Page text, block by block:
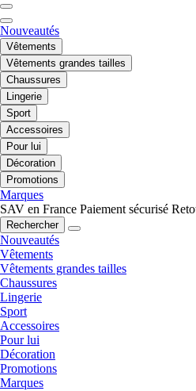
Nouveautés
Vêtements
Vêtements grandes tailles
Chaussures
Lingerie
Sport
Accessoires
Pour lui
Décoration
Promotions
Marques
SAV en France Paiement sécurisé
Rechercher
Nouveautés
Vêtements
Vêtements grandes tailles
Chaussures
Lingerie
Sport
Accessoires
Pour lui
Décoration
Promotions
Marques